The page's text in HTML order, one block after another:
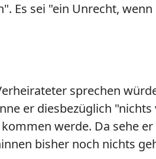
Es sei "ein Unrecht,
sprechen
er diesbezüglich
werde. Da sehe
bisher noch nichts